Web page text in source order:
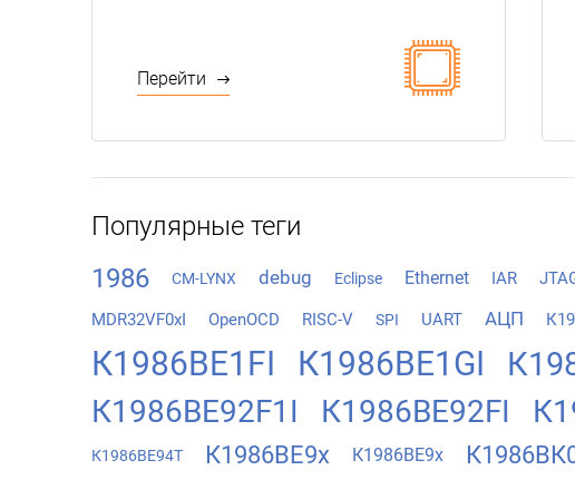
Перейти
Популярные теги
1986
CM-LYNX debug Eclipse Ethernet IAR
MDR32VF0xI OpenOCD RISC-V SPI UART АЦП
К1986ВЕ1FI К1986ВЕ1GI
К1986ВЕ92F1I
К1986ВЕ92FI
К1986ВЕ94Т К1986ВЕ9x К1986ВЕ9х